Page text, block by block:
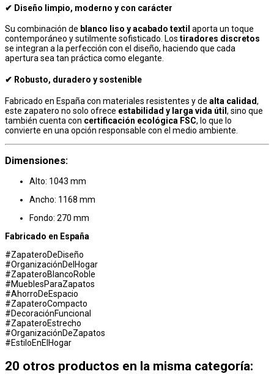
✔ Diseño limpio, moderno y con carácter
Su combinación de blanco liso y acabado textil aporta un toque
contemporáneo y sutilmente sofisticado. Los tiradores discretos
se integran a la perfección con el diseño, haciendo que cada
apertura sea tan práctica como elegante.
✔ Robusto, duradero y sostenible
Fabricado en España con materiales resistentes y de alta calidad,
este zapatero no solo ofrece estabilidad y larga vida útil , sino que
también cuenta con certificación ecológica FSC, lo que lo
convierte en una opción responsable con el medio ambiente.
Dimensiones:
Alto: 1043 mm
Ancho: 1168 mm
Fondo: 270 mm
Fabricado en España
#ZapateroDeDiseño
#OrganizaciónDelHogar
#ZapateroBlancoRoble
#MueblesParaZapatos
#AhorroDeEspacio
#ZapateroCompacto
#DecoraciónFuncional
#ZapateroEstrecho
#OrganizaciónDeZapatos
#EstiloEnElHogar
20 otros productos en la misma categoría: